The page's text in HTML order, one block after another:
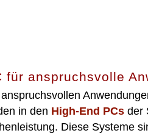
für anspruchsvolle
in den High-End PCs der
Diese Systeme